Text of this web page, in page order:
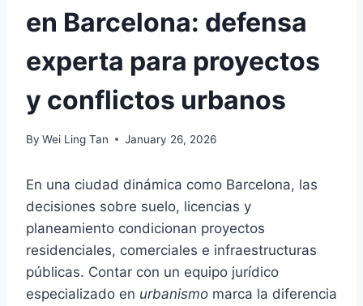
en Barcelona: defensa
experta para proyectos
y conflictos urbanos
By Wei Ling Tan January 26, 2026
En una ciudad dinámica como Barcelona, las
decisiones sobre suelo, licencias y
planeamiento condicionan proyectos
residenciales, comerciales e infraestructuras
públicas. Contar con un equipo jurídico
especializado en urbanismo marca la diferencia